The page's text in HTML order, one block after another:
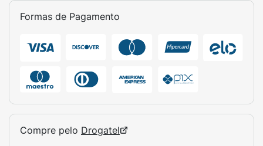
Formas de Pagamento
Compre pelo Drogatel